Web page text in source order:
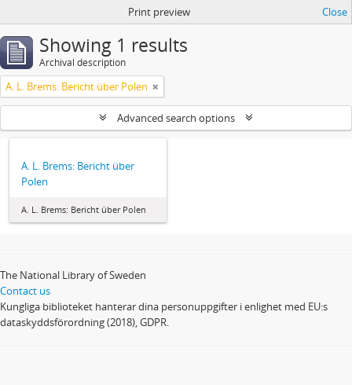
Print preview Close
Showing 1 results
Archival description
A. L. Brems: Bericht über Polen
Advanced search options
A. L. Brems: Bericht über
Polen
A. L. Brems: Bericht über Polen
The National Library of Sweden
Contact us
Kungliga biblioteket hanterar dina personuppgifter i enlighet med EU:s
dataskyddsförordning (2018), GDPR.